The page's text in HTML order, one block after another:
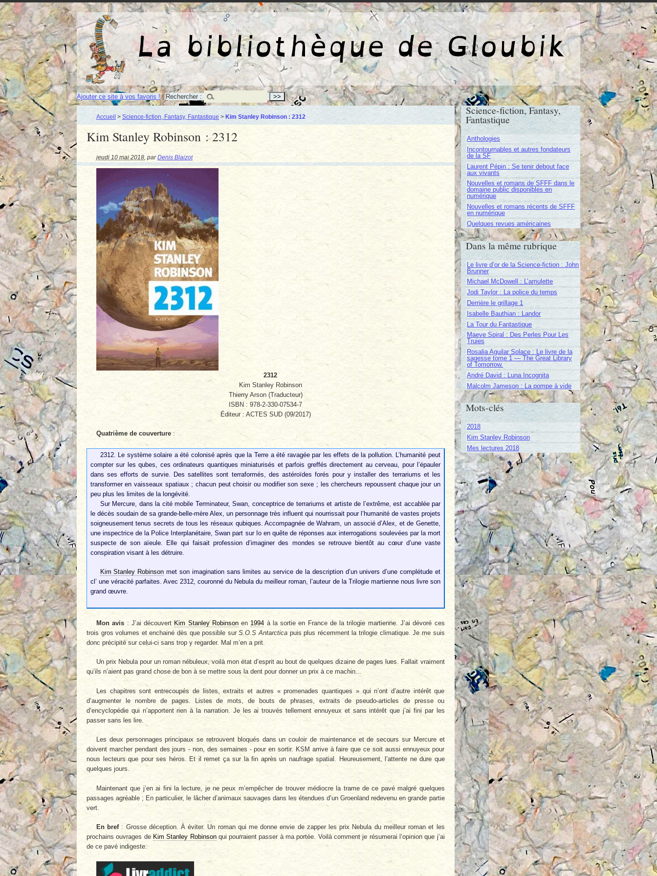
La bibliothèque de Gloubik
Ajouter ce site à vos favoris !|Rechercher :
Accueil > Science-fiction, Fantasy, Fantastique > Kim Stanley Robinson : 2312
Kim Stanley Robinson : 2312
jeudi 10 mai 2018 ,parDenis Blaizot
2312
Kim Stanley Robinson
Thierry Arson (Traducteur)
ISBN : 978-2-330-07534-7
Éditeur : ACTES SUD (09/2017)
Quatrième de couverture :
2312. Le système solaire a été colonisé après que la Terre a été ravagée par les effets de la pollution. L’humanité peut
compter sur les qubes, ces ordinateurs quantiques miniaturisés et parfois greffés directement au cerveau, pour l’épauler
dans ses efforts de survie. Des satellites sont terraformés, des astéroïdes forés pour y installer des terrariums et les
transformer en vaisseaux spatiaux ; chacun peut choisir ou modifier son sexe ; les chercheurs repoussent chaque jour un
peu plus les limites de la longévité.
Sur Mercure, dans la cité mobile Terminateur, Swan, conceptrice de terrariums et artiste de l’extrême, est accablée par
le décès soudain de sa grande-belle-mère Alex, un personnage très influent qui nourrissait pour l’humanité de vastes projets
soigneusement tenus secrets de tous les réseaux qubiques. Accompagnée de Wahram, un associé d’Alex, et de Genette,
une inspectrice de la Police Interplanétaire, Swan part sur Io en quête de réponses aux interrogations soulevées par la mort
suspecte de son aïeule. Elle qui faisait profession d’imaginer des mondes se retrouve bientôt au cœur d’une vaste
conspiration visant à les détruire.
Kim Stanley Robinson met son imagination sans limites au service de la description d’un univers d’une complétude et
cl’ une véracité parfaites. Avec 2312, couronné du Nebula du meilleur roman, l’auteur de la Trilogie martienne nous livre son
grand œuvre.
Mon avis: J’ai découvertKim Stanley Robinsonen 1994 à la sortie en France de la trilogie martienne. J’ai dévoré ces
trois gros volumes et enchainé dès que possible surS.O.S Antarctica puis plus récemment la trilogie climatique. Je me suis
donc précipité sur celui-ci sans trop y regarder. Mal m’en a prit.
Un prix Nebula pour un roman nébuleux, voilà mon état d’esprit au bout de quelques dizaine de pages lues. Fallait vraiment
qu’ils n’aient pas grand chose de bon à se mettre sous la dent pour donner un prix à ce machin...
Les chapitres sont entrecoupés de listes, extraits et autres « promenades quantiques » qui n’ont d’autre intérêt que
d’augmenter le nombre de pages. Listes de mots, de bouts de phrases, extraits de pseudo-articles de presse ou
d’encyclopédie qui n’apportent rien à la narration. Je les ai trouvés tellement ennuyeux et sans intérêt que j’ai fini par les
passer sans les lire.
Les deux personnages principaux se retrouvent bloqués dans un couloir de maintenance et de secours sur Mercure et
doivent marcher pendant des jours - non, des semaines - pour en sortir. KSM arrive à faire que ce soit aussi ennuyeux pour
nous lecteurs que pour ses héros. Et il remet ça sur la fin après un naufrage spatial. Heureusement, l’attente ne dure que
quelques jours.
Maintenant que j’en ai fini la lecture, je ne peux m’empêcher de trouver médiocre la trame de ce pavé malgré quelques
passages agréable ; En particulier, le lâcher d’animaux sauvages dans les étendues d’un Groenland redevenu en grande partie
vert.
En bref: Grosse déception. À éviter. Un roman qui me donne envie de zapper les prix Nebula du meilleur roman et les
prochains ouvrages de Kim Stanley Robinsonqui pourraient passer à ma portée. Voilà comment je résumerai l’opinion que j’ai
de ce pavé indigeste.
Science-fiction, Fantasy,
Fantastique
Anthologies
Incontournables et autres fondateurs
de la SF
Laurent Pépin : Se tenir debout face
aux vivants
Nouvelles et romans de SFFF dans le
domaine public disponibles en
numérique
Nouvelles et romans récents de SFFF
en numérique
Quelques revues américaines
Dans la même rubrique
Le livre d’or de la Science-fiction : John
Brunner
Michael McDowell : L’amulette
Jodi Taylor : La police du temps
Derrière le grillage 1
Isabelle Bauthian : Landor
La Tour du Fantastique
Maeve Spiral : Des Perles Pour Les
Truies
Rosalia Aguilar Solace : Le livre de la
sagesse tome 1 — The Great Library
of Tomorrow.
André David : Luna Incognita
Malcolm Jameson : La pompe à vide
Mots-clés
2018
Kim Stanley Robinson
Mes lectures 2018